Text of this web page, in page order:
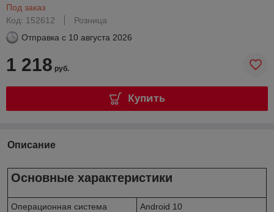
Под заказ
Код: 152612
Розница
Отправка с 10 августа 2026
1 218 руб.
Купить
Описание
Основные характеристики
Операционная система
Android 10